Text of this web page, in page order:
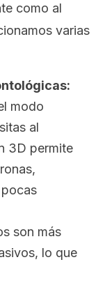
como al
varias
modo
al
3D permite
son más
lo que